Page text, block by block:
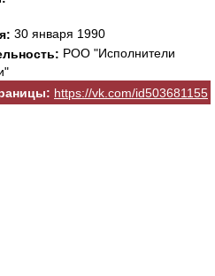
30 января 1990
РОО "Исполнители
https://vk.com/id503681155